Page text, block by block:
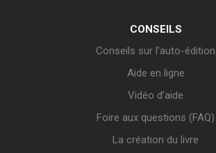
CONSEILS
Conseils sur l’auto-édition
Aide en ligne
Vidéo d’aide
Foire aux questions (FAQ)
La création du livre